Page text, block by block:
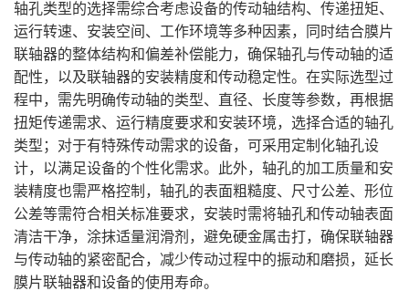
轴孔类型的选择需综合考虑设备的传动轴结构、传递扭矩、
运行转速、安装空间、工作环境等多种因素，同时结合膜片
联轴器的整体结构和偏差补偿能力，确保轴孔与传动轴的适
配性，以及联轴器的安装精度和传动稳定性。在实际选型过
程中，需先明确传动轴的类型、直径、长度等参数，再根据
扭矩传递需求、运行精度要求和安装环境，选择合适的轴孔
类型；对于有特殊传动需求的设备，可采用定制化轴孔设
计，以满足设备的个性化需求。此外，轴孔的加工质量和安
装精度也需严格控制，轴孔的表面粗糙度、尺寸公差、形位
公差等需符合相关标准要求，安装时需将轴孔和传动轴表面
清洁干净，涂抹适量润滑剂，避免硬金属击打，确保联轴器
与传动轴的紧密配合，减少传动过程中的振动和磨损，延长
膜片联轴器和设备的使用寿命。